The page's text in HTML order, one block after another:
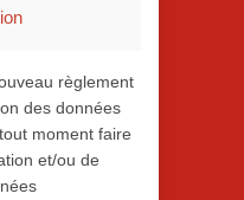
règlement
des données
moment faire
et/ou de